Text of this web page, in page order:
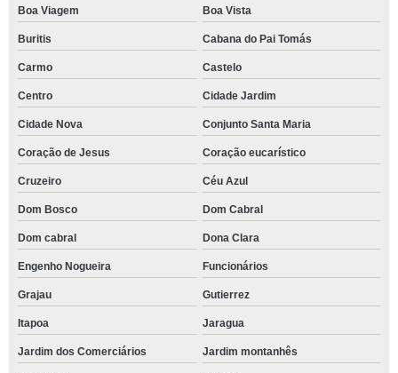
Boa Viagem Boa Vista
Buritis Cabana do Pai Tomás
Carmo Castelo
Centro Cidade Jardim
Cidade Nova Conjunto Santa Maria
Coração de Jesus Coração eucarístico
Cruzeiro Céu Azul
Dom Bosco Dom Cabral
Dom cabral Dona Clara
Engenho Nogueira Funcionários
Grajau Gutierrez
Itapoa Jaragua
Jardim dos Comerciários Jardim montanhês